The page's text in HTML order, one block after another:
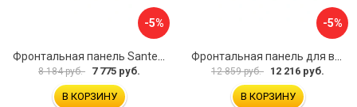
-5%
8 184 руб. 7 775 руб.
В КОРЗИНУ
-5%
12 859 руб. 12 216 руб.
В КОРЗИНУ